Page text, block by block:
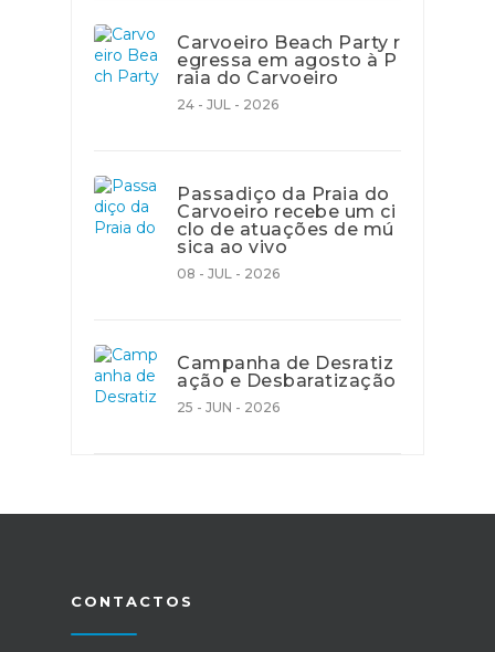
Carvoeiro Beach Party r
egressa em agosto à P
raia do Carvoeiro
24 - JUL - 2026
Passadiço da Praia do
Carvoeiro recebe um ci
clo de atuações de mú
sica ao vivo
08 - JUL - 2026
Campanha de Desratiz
ação e Desbaratização
25 - JUN - 2026
CONTACTOS